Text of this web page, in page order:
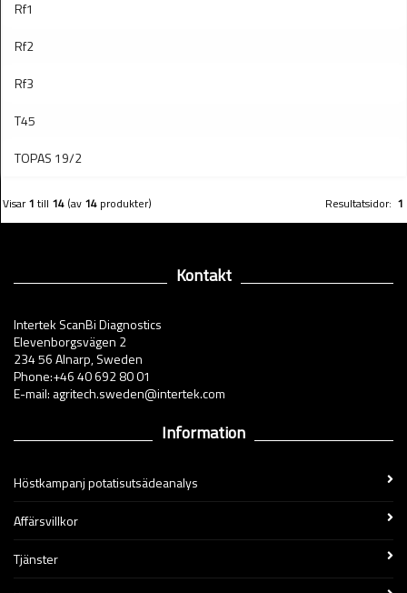
Rf1
Rf2
Rf3
T45
TOPAS 19/2
Visar1 till 14 (av 14 produkter) Resultatsidor: 1
Kontakt
Intertek ScanBi Diagnostics
Elevenborgsvägen 2
234 56 Alnarp, Sweden
Phone:+46 40 692 80 01
E-mail: agritech.sweden@intertek.com
Information
Höstkampanj potatisutsädeanalys
Affärsvillkor
Tjänster